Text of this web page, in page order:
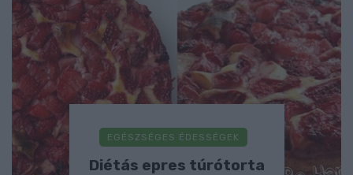
EGÉSZSÉGES ÉDESSÉGEK
Diétás epres túrótorta